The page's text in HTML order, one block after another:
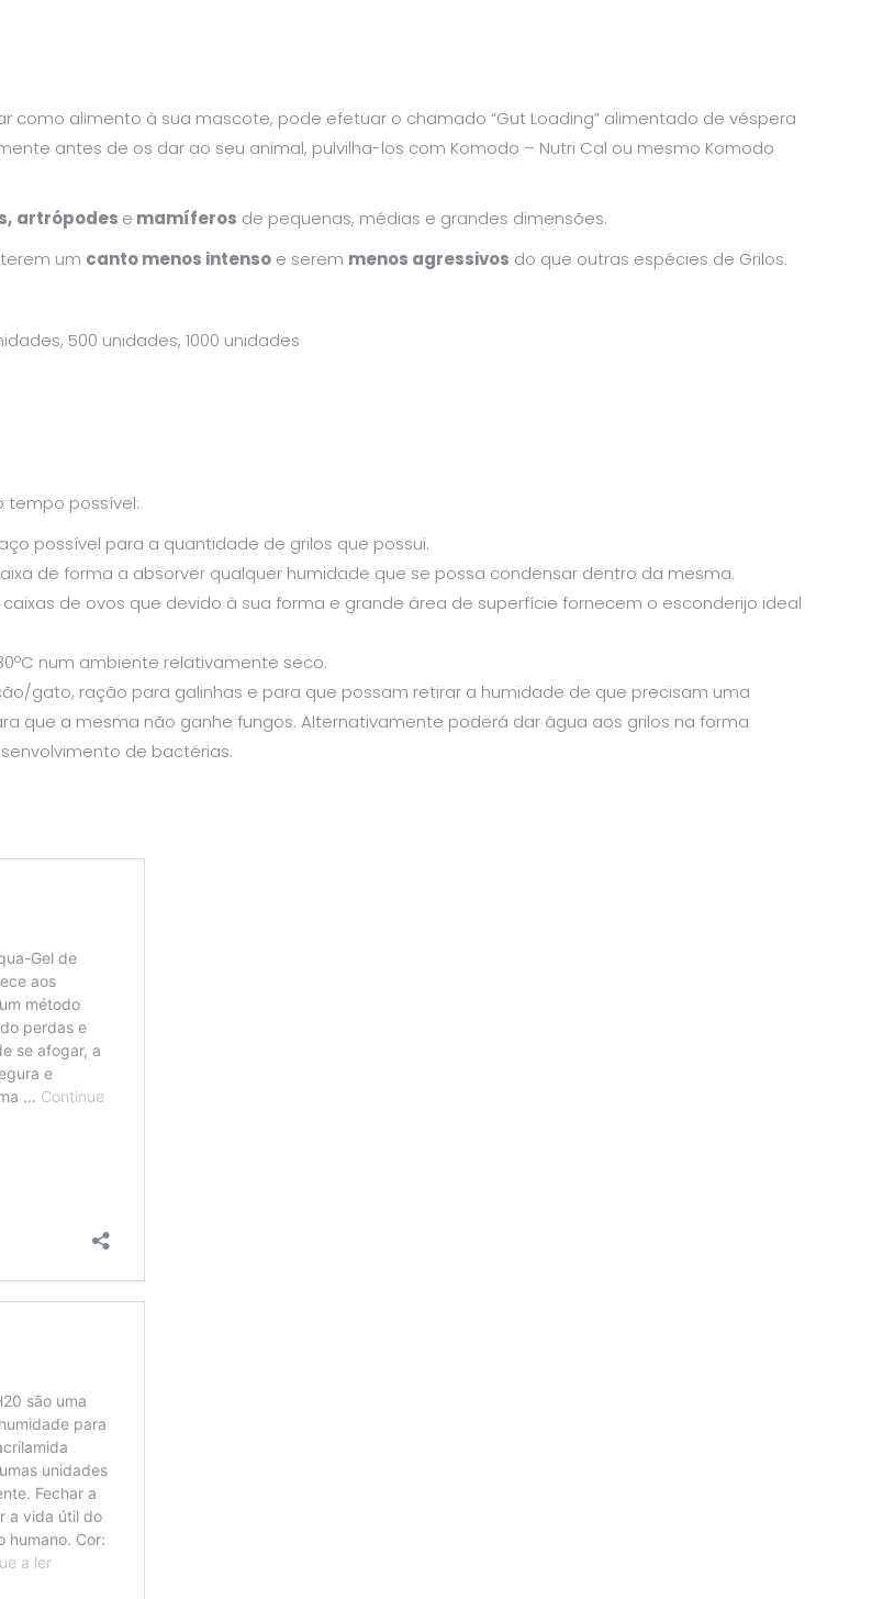
alimento à sua mascote, pode efetuar o chamado “Gut Loading” alimentado de véspera
antes de os dar ao seu animal, pulvilha-los com Komodo – Nutri Cal ou mesmo Komodo
artrópodes e mamíferos de pequenas, médias e grandes dimensões.
um canto menos intenso e serem menos agressivos do que outras espécies de Grilos.
500 unidades, 1000 unidades
tempo possível:
possível para a quantidade de grilos que possui.
de forma a absorver qualquer humidade que se possa condensar dentro da mesma.
de ovos que devido à sua forma e grande área de superfície fornecem o esconderijo ideal
num ambiente relativamente seco.
gato, ração para galinhas e para que possam retirar a humidade de que precisam uma
a mesma não ganhe fungos. Alternativamente poderá dar água aos grilos na forma
de bactérias.